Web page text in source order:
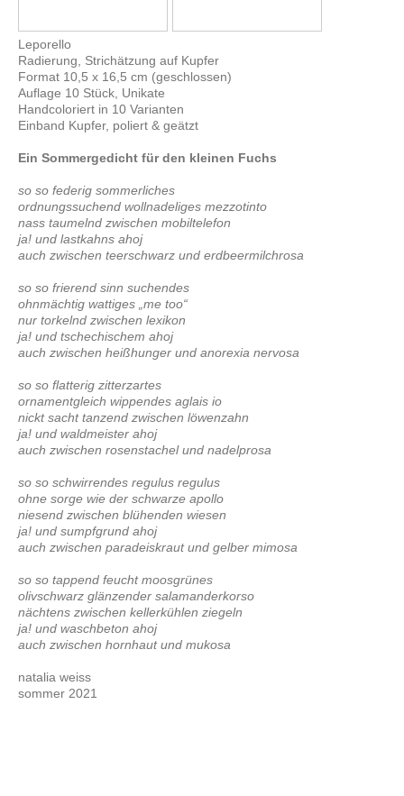
Leporello
Radierung, Strichätzung auf Kupfer
Format 10,5 x 16,5 cm (geschlossen)
Auflage 10 Stück, Unikate
Handcoloriert in 10 Varianten
Einband Kupfer, poliert & geätzt
Ein Sommergedicht für den kleinen Fuchs
so so federig sommerliches
ordnungssuchend wollnadeliges mezzotinto
nass taumelnd zwischen mobiltelefon
ja! und lastkahns ahoj
auch zwischen teerschwarz und erdbeermilchrosa
so so frierend sinn suchendes
ohnmächtig wattiges „me too“
nur torkelnd zwischen lexikon
ja! und tschechischem ahoj
auch zwischen heißhunger und anorexia nervosa
so so flatterig zitterzartes
ornamentgleich wippendes aglais io
nickt sacht tanzend zwischen löwenzahn
ja! und waldmeister ahoj
auch zwischen rosenstachel und nadelprosa
so so schwirrendes regulus regulus
ohne sorge wie der schwarze apollo
niesend zwischen blühenden wiesen
ja! und sumpfgrund ahoj
auch zwischen paradeiskraut und gelber mimosa
so so tappend feucht moosgrünes
olivschwarz glänzender salamanderkorso
nächtens zwischen kellerkühlen ziegeln
ja! und waschbeton ahoj
auch zwischen hornhaut und mukosa
natalia weiss
sommer 2021